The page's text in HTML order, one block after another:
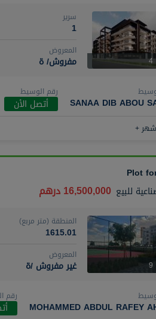
4
سرير
1
المعروض
مفروش/ ة
SANAA DIB ABOU
رقم الوسيط
أتصل الأن
Plot
للبيع 16,500,000 درهم
9
المنطقة (متر مربع)
1615.01
المعروض
غير مفروش /ة
MOHAMMED ABDUL RAFEY
رقم